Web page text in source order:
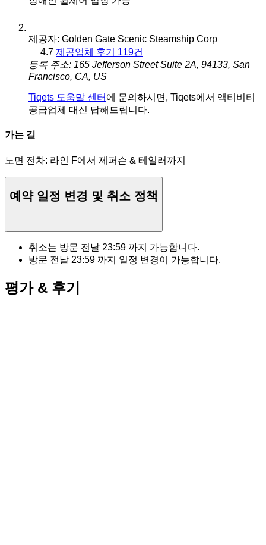
제공자: Golden Gate Scenic Steamship Corp
4.7 제공업체 후기 119건
등록 주소: 165 Jefferson Street Suite 2A, 94133, San
Francisco, CA, US
Tiqets 도움말 센터 에 문의하시면, Tiqets에서 액티비티
공급업체 대신 답해드립니다.
가는 길
노면 전차: 라인 F에서 제퍼슨 & 테일러까지
예약 일정 변경 및 취소 정책
취소는 방문 전날 23:59 까지 가능합니다.
방문 전날 23:59 까지 일정 변경이 가능합니다.
평가 & 후기